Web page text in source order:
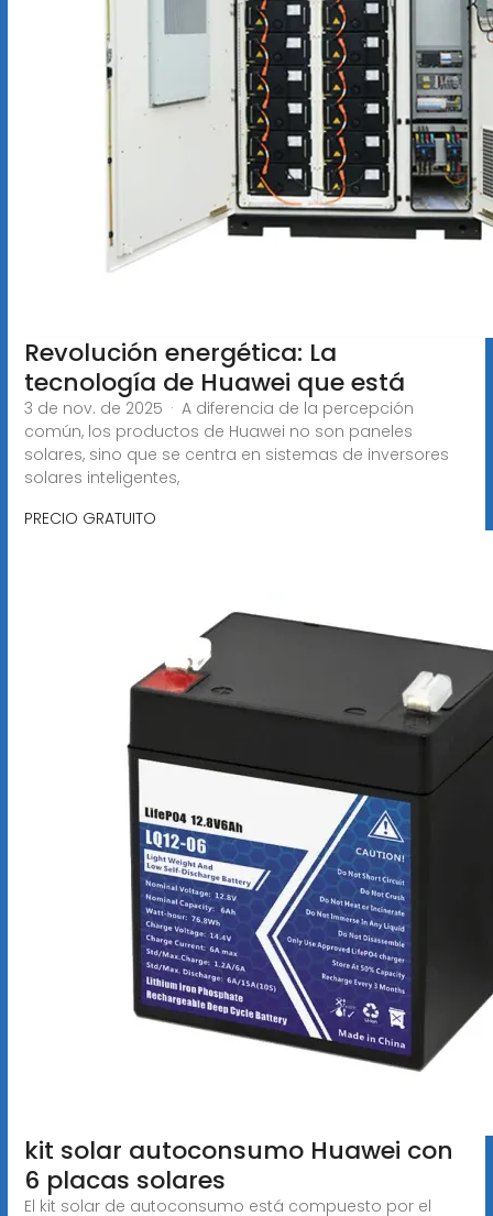
Revolución energética: La
tecnología de Huawei que está
3 de nov. de 2025 · A diferencia de la percepción
común, los productos de Huawei no son paneles
solares, sino que se centra en sistemas de inversores
solares inteligentes,
PRECIO GRATUITO
kit solar autoconsumo Huawei con
6 placas solares
El kit solar de autoconsumo está compuesto por el